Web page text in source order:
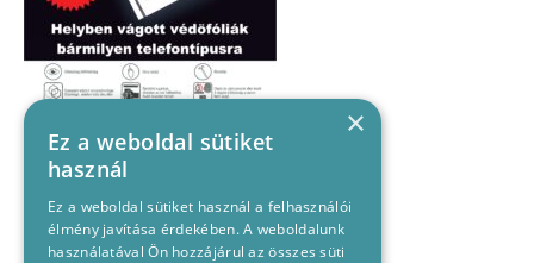
×
Ez a weboldal sütiket
használ
Ez a weboldal sütiket használ a felhasználói
élmény javítása érdekében. A weboldalunk
használatával Ön hozzájárul az összes süti